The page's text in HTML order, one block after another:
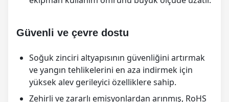
Güvenli ve çevre dostu
Soğuk zinciri altyapısının güvenliğini artırmak
ve yangın tehlikelerini en aza indirmek için
yüksek alev gerileyici özelliklere sahip.
Zehirli ve zararlı emisyonlardan arınmış, RoHS